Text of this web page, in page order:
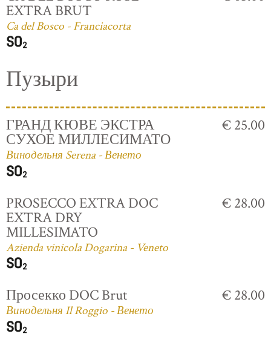
EXTRA BRUT
Ca del Bosco - Franciacorta
Пузыри
ГРАНД КЮВЕ ЭКСТРА
СУХОЕ МИЛЛЕСИМАТО
Винодельня Serena - Венето
€ 25.00
PROSECCO EXTRA DOC
EXTRA DRY
MILLESIMATO
Azienda vinicola Dogarina - Veneto
€ 28.00
Просекко DOC Brut
Винодельня Il Roggio - Венето
€ 28.00